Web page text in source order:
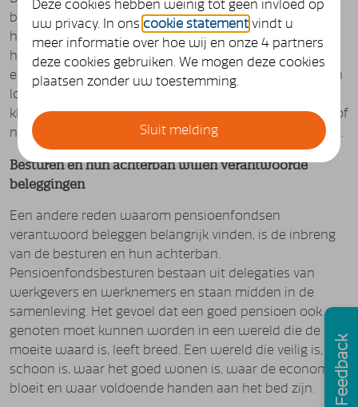
beleggen. Rendement en risico gaan namelijk hand in
hand. Investeringen in bedrijven die onfatsoenlijk met
hun omgeving, mensen of het milieu omgaan, vormen
een risico. Ondernemingen met discutabele activiteiten
lopen het risico op boetes, schades, rechtszaken en
klantenboycots. Ze lopen het risico op termijn minder of
niets meer te verdienen. Ze lopen het risico te verliezen.
Besturen en hun achterban willen verantwoorde
beleggingen
Een andere reden waarom pensioenfondsen
verantwoord beleggen belangrijk vinden, is de inbreng
van de besturen en hun achterban.
Pensioenfondsbesturen bestaan uit delegaties van
werkgevers en werknemers en staan midden in de
samenleving. Het gevoel dat een goed pensioen ook
genoten moet kunnen worden in een wereld die de
moeite waard is, leeft breed. Een wereld die veilig is, die
schoon is, waar het goed wonen is, waar de economie
bloeit en waar voldoende handen aan het bed zijn.
Feedback
Deze cookies hebben weinig tot geen invloed op
uw privacy. In onscookie statement vindt u
meer informatie over hoe wij en onze 4 partners
deze cookies gebruiken. We mogen deze cookies
plaatsen zonder uw toestemming.
Sluit melding